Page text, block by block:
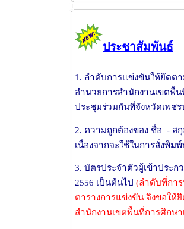
ประชาสัมพันธ์
1. ลำดับการแข่งขันให้ยึดต
อำนวยการสำนักงานเขตพื้
ประชุมร่วมกันที่จังหวัดเพช
2. ความถูกต้องของ ชื่อ - ส
เนื่องจากจะใช้ในการสั่งพิม
3. บัตรประจำตัวผู้เข้าประ
2556 เป็นต้นไป (ลำดับที่กา
ตารางการแข่งขัน จึงขอให้
สำนักงานเขตพื้นที่การศึกษ